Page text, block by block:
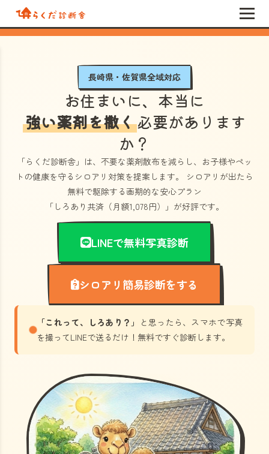
長崎県・佐賀県全域対応
お住まいに、本当に
強い薬剤を撒く必要があります
か？
「らくだ診断舎」 は、不要な薬剤散布を減らし、お子様やペッ
トの健康を守るシロアリ対策を提案します。 シロアリが出たら
無料で駆除する画期的な安心プラン
「しろあり共済（月額1,078円）」 が好評です。
LINEで無料写真診断
シロアリ簡易診断をする
「これって、しろあり？」
と思ったら、スマホで写真
を撮ってLINEで送るだけ！無料ですぐ診断します。